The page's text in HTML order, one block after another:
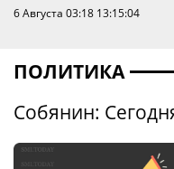
6 Августа 03:18 13:15:04
ПОЛИТИКА
Собянин: